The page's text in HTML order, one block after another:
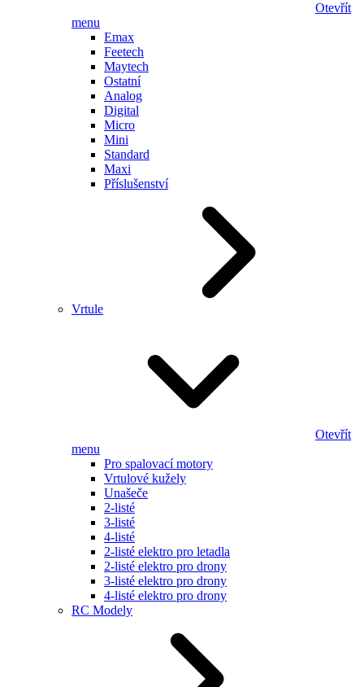
Otevřít
menu
Emax
Feetech
Maytech
Ostatní
Analog
Digital
Micro
Mini
Standard
Maxi
Příslušenství
Vrtule
Otevřít
menu
Pro spalovací motory
Vrtulové kužely
Unašeče
2-listé
3-listé
4-listé
2-listé elektro pro letadla
2-listé elektro pro drony
3-listé elektro pro drony
4-listé elektro pro drony
RC Modely